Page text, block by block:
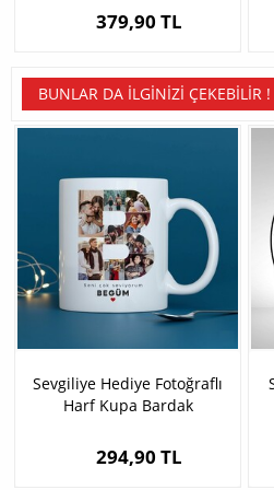
379,90 TL
BUNLAR DA İLGINIZI ÇEKEBILIR !
Sevgiliye Hediye Fotoğraflı
Harf Kupa Bardak
294,90 TL